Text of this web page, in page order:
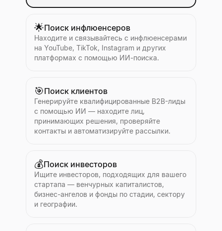
🌟Поиск инфлюенсеров
Находите и связывайтесь с инфлюенсерами
на YouTube, TikTok, Instagram и других
платформах с помощью ИИ-поиска.
🎯Поиск клиентов
Генерируйте квалифицированные B2B-лиды
с помощью ИИ — находите лиц,
принимающих решения, проверяйте
контакты и автоматизируйте рассылки.
💰Поиск инвесторов
Ищите инвесторов, подходящих для вашего
стартапа — венчурных капиталистов,
бизнес-ангелов и фонды по стадии, сектору
и географии.